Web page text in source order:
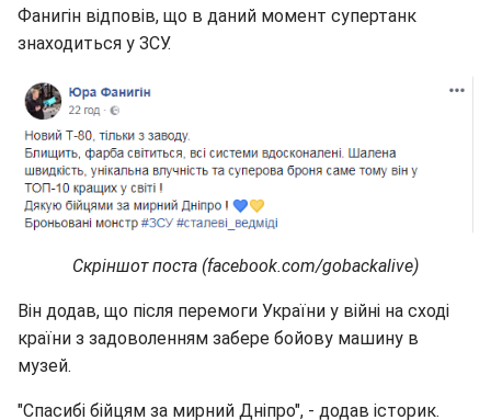
Фанигін відповів, що в даний момент супертанк
знаходиться у ЗСУ.
Скріншот поста (facebook.com/gobackalive)
Він додав, що після перемоги України у війні на сході
країни з задоволенням забере бойову машину в
музей.
"Спасибі бійцям за мирний Дніпро", - додав історик.